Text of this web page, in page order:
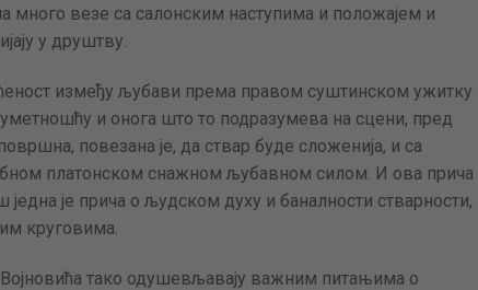
много везе са салонским наступима и положајем и
у друштву.
између љубави према правом суштинском ужитку
и онога што то подразумева на сцени, пред
повезана је, да ствар буде сложенија, и са
платонском снажном љубавном силом. И ова прича
једна је прича о људском духу и баналности стварности,
круговима.
тако одушевљавају важним питањима о